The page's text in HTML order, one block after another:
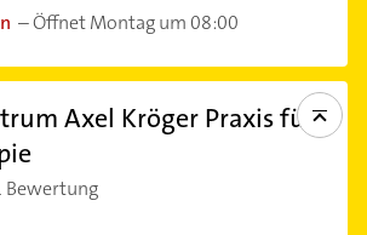
–Öffnet Montag um 08:00
Axel Kröger Praxis für
Bewertung